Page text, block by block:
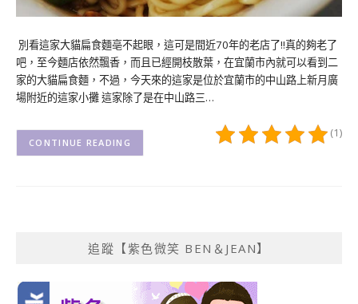
別看這家大貓扁食麵亳不起眼，這可是間近70年的老店了!!真的夠老了
吧，至今麵店依然飄香，而且已經開枝散葉，在宜蘭市內就可以看到二
家的大貓扁食麵，不過，今天來的這家是位於宜蘭市的中山路上新月廣
場附近的這家小攤 這家除了是在中山路三…
(1)
CONTINUE READING
追蹤【紫色微笑 BEN＆JEAN】